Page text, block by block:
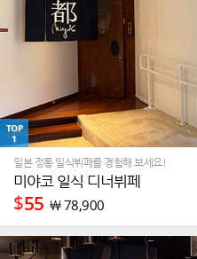
TOP
1
일본 정통 일식뷔페를 경험해 보세요!
미야코 일식 디너뷔페
$55 ￦78,900